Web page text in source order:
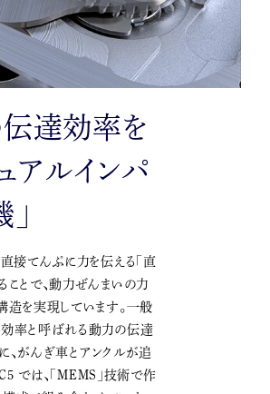
達効率を
アルインパ
直接てんぷに力を伝える「直
ことで、動力ぜんまいの力
造を実現しています。一般
率と呼ばれる動力の伝達
、がんぎ車とアンクルが追
では、「MEMS」技術で作